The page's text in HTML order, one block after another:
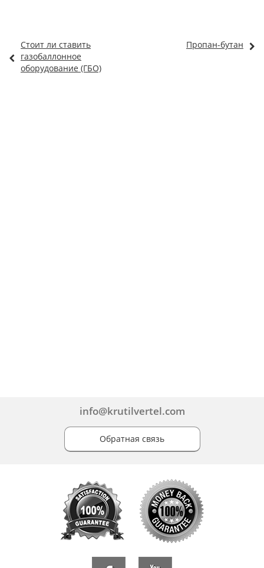
Стоит ли ставить
газобаллонное
оборудование (ГБО)
Пропан-бутан
info@krutilvertel.com
Обратная связь